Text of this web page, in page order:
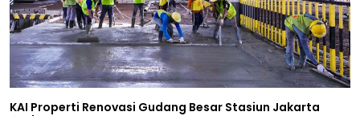
KAI Properti Renovasi Gudang Besar Stasiun Jakarta